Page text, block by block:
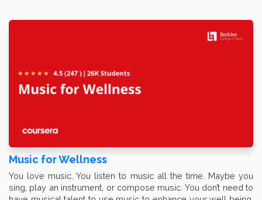
Music for Wellness
You love music. You listen to music all the time. Maybe you
sing, play an instrument, or compose music. You don’t need to